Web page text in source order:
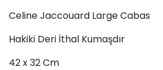
Celine Jaccouard Large Cabas
Hakiki Deri İthal Kumaşdır
42 x 32 Cm